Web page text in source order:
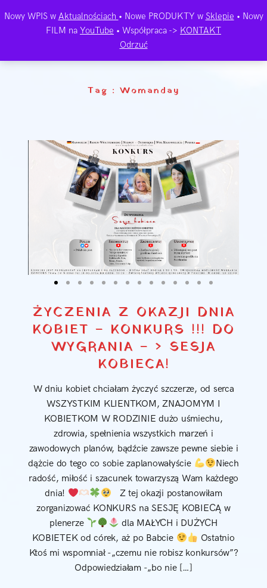
Tag : Womanday
ŻYCZENIA Z OKAZJI DNIA
KOBIET – KONKURS !!! DO
WYGRANIA – > SESJA
KOBIECA!
W dniu kobiet chciałam życzyć szczerze, od serca
WSZYSTKIM KLIENTKOM, ZNAJOMYM I
KOBIETKOM W RODZINIE dużo uśmiechu,
zdrowia, spełnienia wszystkich marzeń i
zawodowych planów, bądźcie zawsze pewne siebie i
dążcie do tego co sobie zaplanowałyście
Niech
radość, miłość i szacunek towarzyszą Wam każdego
dnia!
Z tej okazji postanowiłam
zorganizować KONKURS na SESJĘ KOBIECĄ w
plenerze
dla MAŁYCH i DUŻYCH
KOBIETEK od córek, aż po Babcie
Ostatnio
Ktoś mi wspomniał -„czemu nie robisz konkursów”?
Odpowiedziałam -„bo nie […]
Nowy WPIS w Aktualnościach • Nowe PRODUKTY w Sklepie • Nowy
FILM na YouTube • Współpraca -> KONTAKT
Odrzuć